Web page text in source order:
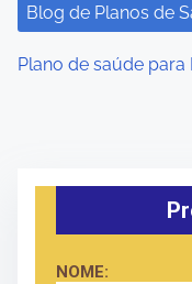
Blog de Planos de
Plano de saúde